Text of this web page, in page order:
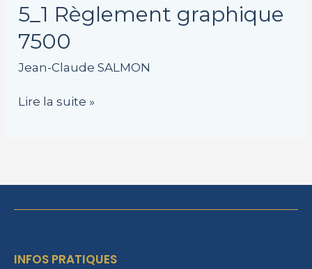
5_1 Règlement graphique
7500
Jean-Claude SALMON
5_1
Règlement
graphique
7500
Lire la suite »
INFOS PRATIQUES